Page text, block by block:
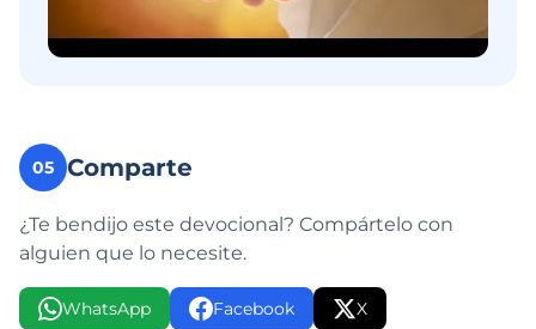
05 Comparte
¿Te bendijo este devocional? Compártelo con
alguien que lo necesite.
WhatsApp Facebook X